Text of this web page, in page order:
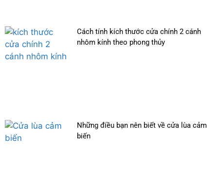
Cách tính kích thước cửa chính 2 cánh
nhôm kính theo phong thủy
Những điều bạn nên biết về cửa lùa cảm
biến